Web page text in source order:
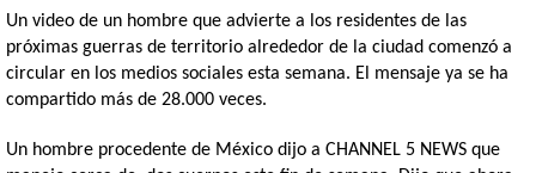
Un video de un hombre que advierte a los residentes de las
próximas guerras de territorio alrededor de la ciudad comenzó a
circular en los medios sociales esta semana. El mensaje ya se ha
compartido más de 28.000 veces.
Un hombre procedente de México dijo a CHANNEL 5 NEWS que